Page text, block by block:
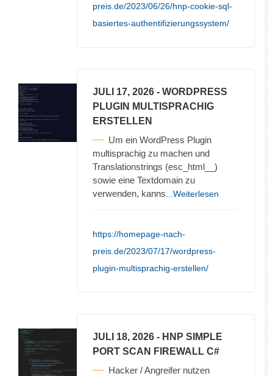
preis.de/2023/06/26/hnp-cookie-sql-
basiertes-authentifizierungssystem/
JULI 17, 2026 - WORDPRESS
PLUGIN MULTISPRACHIG
ERSTELLEN
Um ein WordPress Plugin
multisprachig zu machen und
Translationstrings (esc_html__)
sowie eine Textdomain zu
verwenden, kanns ...Weiterlesen
https://homepage-nach-
preis.de/2023/07/17/wordpress-
plugin-multisprachig-erstellen/
JULI 18, 2026 - HNP SIMPLE
PORT SCAN FIREWALL C#
Hacker / Angreifer nutzen